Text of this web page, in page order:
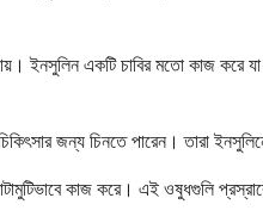
ইনসুলিন একটি চাবির মতো কাজ
জন্য চিনতে পারেন। তারা
কাজ করে। এই ওষুধগুলি